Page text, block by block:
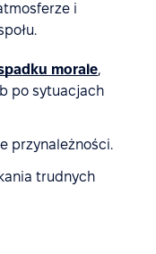
i
morale,
po sytuacjach
przynależności.
trudnych